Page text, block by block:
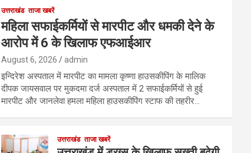
उत्तराखंड ताजा खबरें
महिला सफाईकर्मियों से मारपीट और धमकी देने के
आरोप में 6 के खिलाफ एफआईआर
August 6, 2026 admin
इन्दिरेश अस्पताल में मारपीट का मामला कृष्णा हाउसकीपिंग के मालिक
दीपक जायसवाल पर मुकदमा दर्ज अस्पताल में 2 सफाईकर्मियों से हुई
मारपीट और जानलेवा हमला महिला हाउसकीपिंग स्टाफ की तहरीर…
उत्तराखंड ताजा खबरें